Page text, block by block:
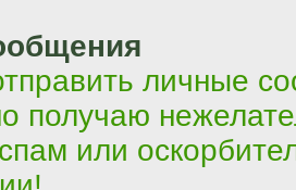
личные
получаю
или